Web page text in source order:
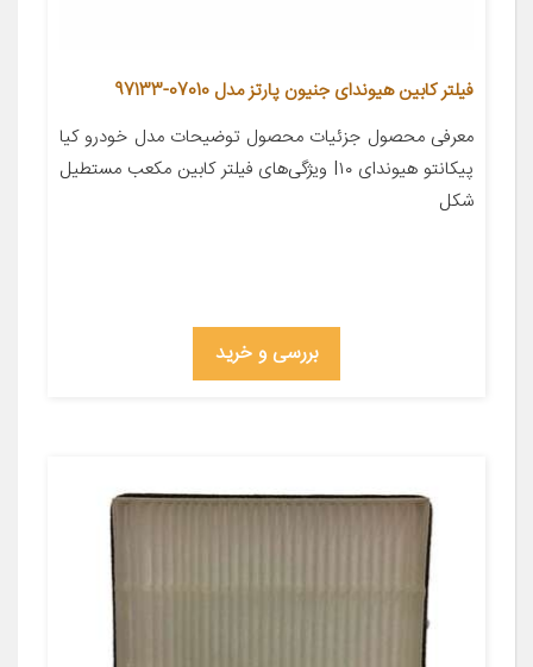
فیلتر کابین هیوندای جنیون پارتز مدل 07010-97133
معرفی محصول جزئیات محصول توضیحات مدل خودرو کیا
پیکانتو هیوندای I۱۰ ویژگی‌های فیلتر کابین مکعب مستطیل
شکل
بررسی و خرید